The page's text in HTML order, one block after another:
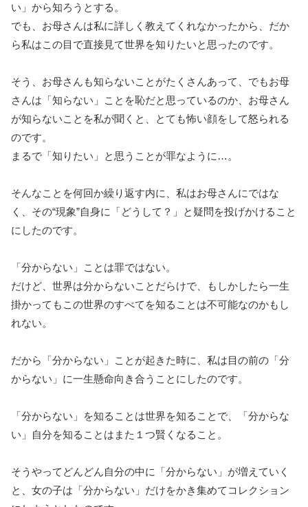
い」から知ろうとする。
でも、お母さんは私に詳しく教えてくれなかったから、だか
ら私はこの目で直接見て世界を知りたいと思ったのです。
そう、お母さんも知らないことがたくさんあって、でもお母
さんは「知らない」ことを恥だと思っているのか、お母さん
が知らないことを私が聞くと、とても怖い顔をして怒られる
のです。
まるで「知りたい」と思うことが罪なように…。
そんなことを何回か繰り返す内に、私はお母さんにではな
く、その“現象”自身に「どうして？」と疑問を投げかけること
にしたのです。
「分からない」ことは罪ではない。
だけど、世界は分からないことだらけで、もしかしたら一生
掛かってもこの世界のすべてを知ることは不可能なのかもし
れない。
だから「分からない」ことが起きた時に、私は目の前の「分
からない」に一生懸命向き合うことにしたのです。
「分からない」を知ることは世界を知ることで、「分からな
い」自分を知ることはまた１つ賢くなること。
そうやってどんどん自分の中に「分からない」が増えていく
と、女の子は「分からない」だけをかき集めてコレクション